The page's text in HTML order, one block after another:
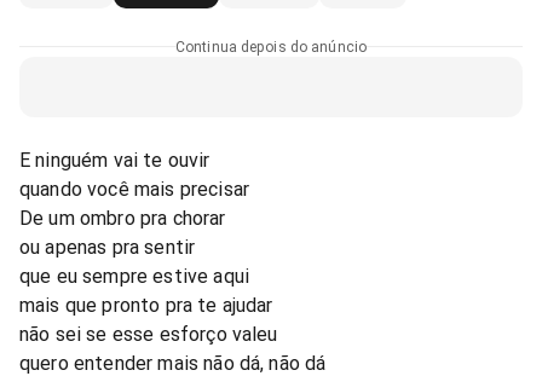
Continua depois do anúncio
E ninguém vai te ouvir
quando você mais precisar
De um ombro pra chorar
ou apenas pra sentir
que eu sempre estive aqui
mais que pronto pra te ajudar
não sei se esse esforço valeu
quero entender mais não dá, não dá